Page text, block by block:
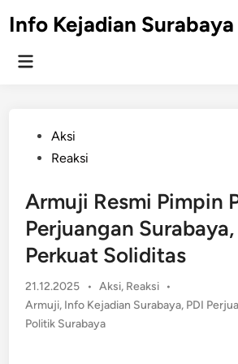
toInfo Kejadian Surabaya
Main
PostedAksi
Reaksi
Armuji Resmi Pimpin
Perjuangan
Perkuat Soliditas
21.12.2025 • Posted
in
Aksi, Reaksi •
Armuji, Info Kejadian Surabaya, PDI
Politik Surabaya